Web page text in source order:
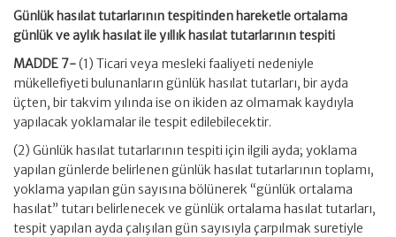
Günlük hasılat tutarlarının tespitinden hareketle ortalama
günlük ve aylık hasılat ile yıllık hasılat tutarlarının tespiti
MADDE 7-(1) Ticari veya mesleki faaliyeti nedeniyle
mükellefiyeti bulunanların günlük hasılat tutarları, bir ayda
üçten, bir takvim yılında ise on ikiden az olmamak kaydıyla
yapılacak yoklamalar ile tespit edilebilecektir.
(2) Günlük hasılat tutarlarının tespiti için ilgili ayda; yoklama
yapılan günlerde belirlenen günlük hasılat tutarlarının toplamı,
yoklama yapılan gün sayısına bölünerek “günlük ortalama
hasılat” tutarı belirlenecek ve günlük ortalama hasılat tutarları,
tespit yapılan ayda çalışılan gün sayısıyla çarpılmak suretiyle